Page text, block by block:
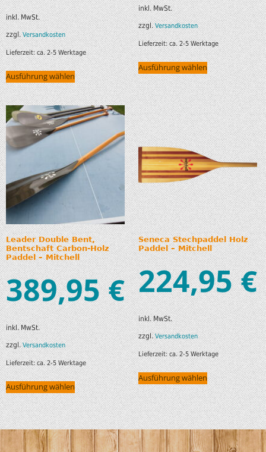
inkl. MwSt.
zzgl.Versandkosten
Lieferzeit:ca. 2-5 Werktage
Ausführung wählen
inkl. MwSt.
zzgl.Versandkosten
Lieferzeit:ca. 2-5 Werktage
Ausführung wählen
Leader Double Bent,
Bentschaft Carbon-Holz
Paddel – Mitchell
389,95€
inkl. MwSt.
zzgl.Versandkosten
Lieferzeit:ca. 2-5 Werktage
Ausführung wählen
Seneca Stechpaddel Holz
Paddel – Mitchell
224,95€
inkl. MwSt.
zzgl.Versandkosten
Lieferzeit:ca. 2-5 Werktage
Ausführung wählen